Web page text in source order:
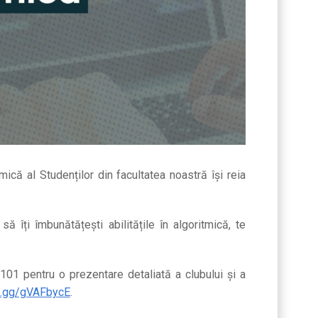
al Studenților din facultatea noastră își reia
îți îmbunătățești abilitățile în algoritmică, te
pentru o prezentare detaliată a clubului și a
gVAFbycE.